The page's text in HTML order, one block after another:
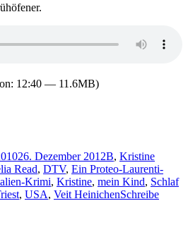
12:40 — 11.6MB)
26. Dezember 2012B, Kristine
Read, DTV, Ein Proteo-Laurenti-
Krimi, Kristine, mein Kind, Schlaf
, USA, Veit HeinichenSchreibe